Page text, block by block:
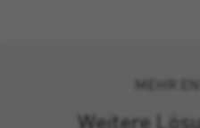
MEHR
Weitere